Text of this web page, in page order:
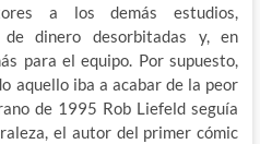
a los demás estudios,
dedinero desorbitadas y, en
para el equipo. Por supuesto,
aquello iba a acabar de la peor
de 1995 Rob Liefeld seguía
el autor del primer cómic